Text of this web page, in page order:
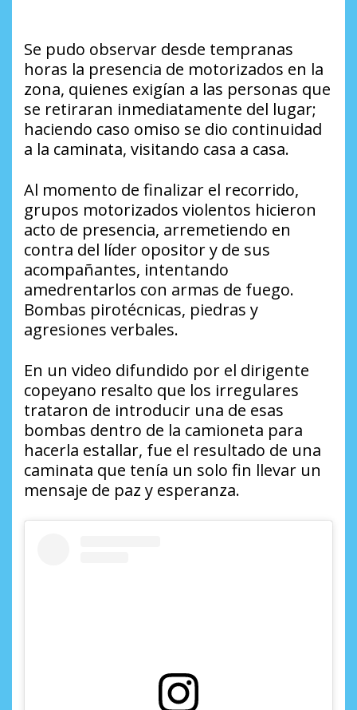
Se pudo observar desde tempranas
horas la presencia de motorizados en la
zona, quienes exigían a las personas que
se retiraran inmediatamente del lugar;
haciendo caso omiso se dio continuidad
a la caminata, visitando casa a casa.
Al momento de finalizar el recorrido,
grupos motorizados violentos hicieron
acto de presencia, arremetiendo en
contra del líder opositor y de sus
acompañantes, intentando
amedrentarlos con armas de fuego.
Bombas pirotécnicas, piedras y
agresiones verbales.
En un video difundido por el dirigente
copeyano resalto que los irregulares
trataron de introducir una de esas
bombas dentro de la camioneta para
hacerla estallar, fue el resultado de una
caminata que tenía un solo fin llevar un
mensaje de paz y esperanza.